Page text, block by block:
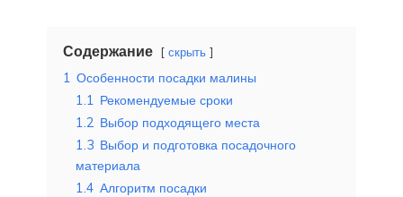
Содержание скрыть
1 Особенности посадки малины
1.1 Рекомендуемые сроки
1.2 Выбор подходящего места
1.3 Выбор и подготовка посадочного
материала
1.4 Алгоритм посадки